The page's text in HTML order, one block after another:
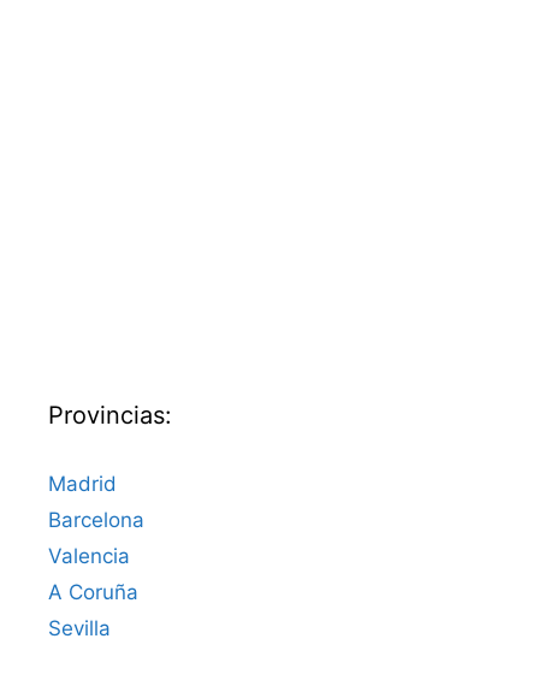
Provincias:
Madrid
Barcelona
Valencia
A Coruña
Sevilla